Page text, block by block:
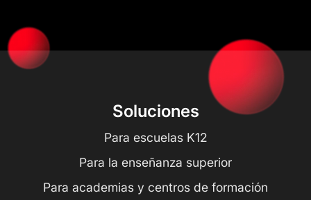
Soluciones
Para escuelas K12
Para la enseñanza superior
Para academias y centros de formación